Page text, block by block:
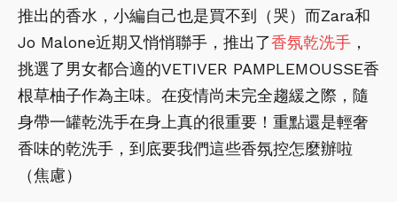
推出的香水，小編自己也是買不到（哭）而Zara和
Jo Malone近期又悄悄聯手，推出了香氛乾洗手 ，
挑選了男女都合適的VETIVER PAMPLEMOUSSE香
根草柚子作為主味。在疫情尚未完全趨緩之際，隨
身帶一罐乾洗手在身上真的很重要！重點還是輕奢
香味的乾洗手，到底要我們這些香氛控怎麼辦啦
（焦慮）